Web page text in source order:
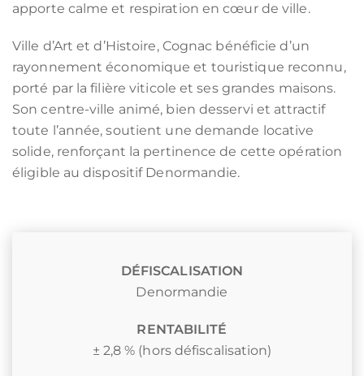
apporte calme et respiration en cœur de ville.
Ville d’Art et d’Histoire, Cognac bénéficie d’un
rayonnement économique et touristique reconnu,
porté par la filière viticole et ses grandes maisons.
Son centre-ville animé, bien desservi et attractif
toute l’année, soutient une demande locative
solide, renforçant la pertinence de cette opération
éligible au dispositif Denormandie.
DÉFISCALISATION
Denormandie
RENTABILITÉ
± 2,8 % (hors défiscalisation)